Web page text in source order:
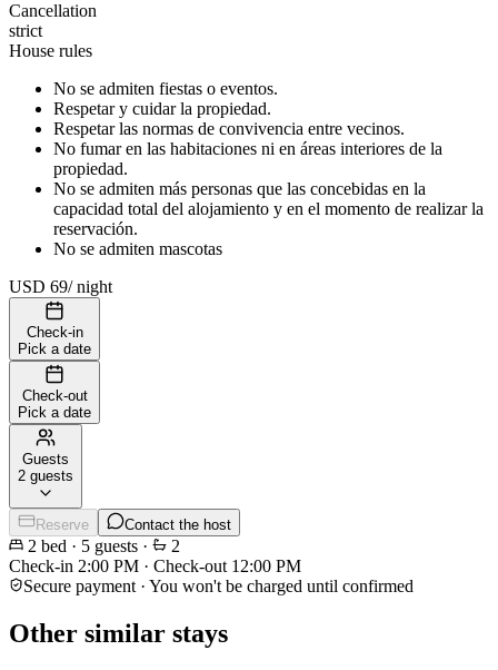
Cancellation
strict
House rules
No se admiten fiestas o eventos.
Respetar y cuidar la propiedad.
Respetar las normas de convivencia entre vecinos.
No fumar en las habitaciones ni en áreas interiores de la
propiedad.
No se admiten más personas que las concebidas en la
capacidad total del alojamiento y en el momento de realizar la
reservación.
No se admiten mascotas
USD 69/night
Check-in
Pick a date
Check-out
Pick a date
Guests
2 guests
Reserve Contact the host
2 bed · 5 guests ·
2
Check-in 2:00 PM · Check-out 12:00 PM
Secure payment · You won't be charged until confirmed
Other similar stays